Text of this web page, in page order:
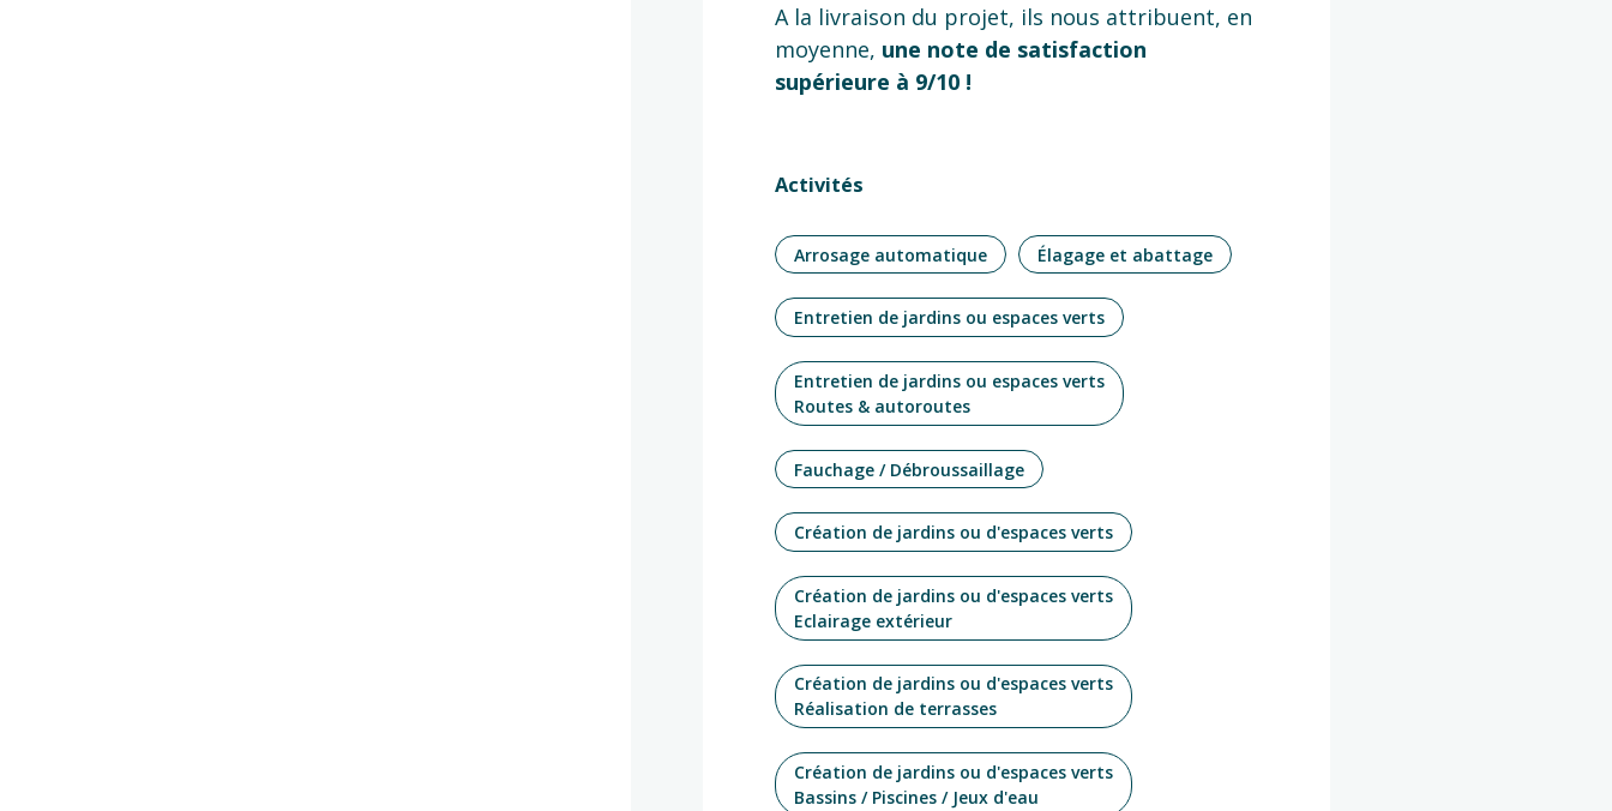
A la livraison du projet, ils nous attribuent, en
moyenne, une note de satisfaction
supérieure à 9/10 !
Activités
Arrosage automatique Élagage et abattage
Entretien de jardins ou espaces verts
Entretien de jardins ou espaces verts
Routes & autoroutes
Fauchage / Débroussaillage
Création de jardins ou d'espaces verts
Création de jardins ou d'espaces verts
Eclairage extérieur
Création de jardins ou d'espaces verts
Réalisation de terrasses
Création de jardins ou d'espaces verts
Bassins / Piscines / Jeux d'eau